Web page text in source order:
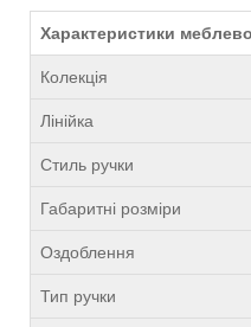
Характеристики
Колекція
Лінійка
Стиль ручки
Габаритні розміри
Оздоблення
Тип ручки